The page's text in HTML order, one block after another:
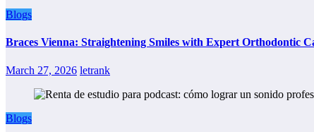
Blogs
Braces Vienna: Straightening Smiles with Expert Orthodontic
March 27, 2026 letrank
Blogs